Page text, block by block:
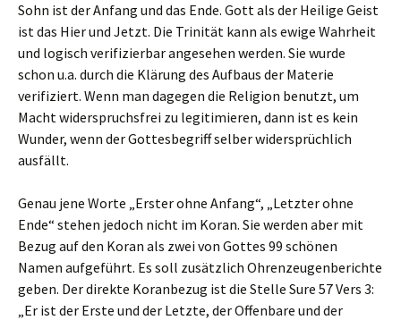
Sohn ist der Anfang und das Ende. Gott als der Heilige Geist
ist das Hier und Jetzt. Die Trinität kann als ewige Wahrheit
und logisch verifizierbar angesehen werden. Sie wurde
schon u.a. durch die Klärung des Aufbaus der Materie
verifiziert. Wenn man dagegen die Religion benutzt, um
Macht widerspruchsfrei zu legitimieren, dann ist es kein
Wunder, wenn der Gottesbegriff selber widersprüchlich
ausfällt.
Genau jene Worte „Erster ohne Anfang“, „Letzter ohne
Ende“ stehen jedoch nicht im Koran. Sie werden aber mit
Bezug auf den Koran als zwei von Gottes 99 schönen
Namen aufgeführt. Es soll zusätzlich Ohrenzeugenberichte
geben. Der direkte Koranbezug ist die Stelle Sure 57 Vers 3:
„Er ist der Erste und der Letzte, der Offenbare und der